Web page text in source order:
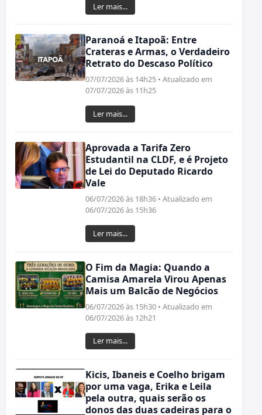
Ler mais...
Paranoá e Itapoã: Entre
Crateras e Armas, o Verdadeiro
Retrato do Descaso Político
07/07/2026 às 14h25 • Atualizado em
07/07/2026 às 11h25
Ler mais...
Aprovada a Tarifa Zero
Estudantil na CLDF, e é Projeto
de Lei do Deputado Ricardo
Vale
06/07/2026 às 18h36 • Atualizado em
06/07/2026 às 15h36
Ler mais...
O Fim da Magia: Quando a
Camisa Amarela Virou Apenas
Mais um Balcão de Negócios
06/07/2026 às 15h30 • Atualizado em
06/07/2026 às 12h21
Ler mais...
Kicis, Ibaneis e Coelho brigam
por uma vaga, Erika e Leila
pela outra, quais serão os
donos das duas cadeiras para o